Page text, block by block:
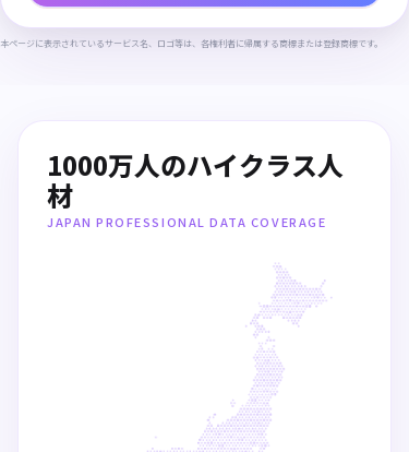
本ページに表示されているサービス名、ロゴ等は、各権利者に帰属する商標または登録商標です。
1000万人のハイクラス人
材
JAPAN PROFESSIONAL DATA COVERAGE